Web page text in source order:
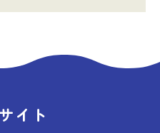
イト